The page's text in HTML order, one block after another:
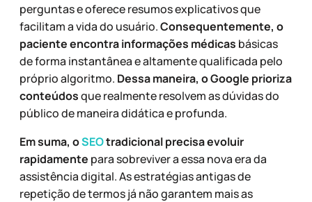
perguntas e oferece resumos explicativos que
facilitam a vida do usuário.Consequentemente, o
paciente encontra informações médicas básicas
de forma instantânea e altamente qualificada pelo
próprio algoritmo. Dessa maneira, o Google prioriza
conteúdosque realmente resolvem as dúvidas do
público de maneira didática e profunda.
Em suma, oSEOtradicional precisa evoluir
rapidamente para sobreviver a essa nova era da
assistência digital. As estratégias antigas de
repetição de termos já não garantem mais as